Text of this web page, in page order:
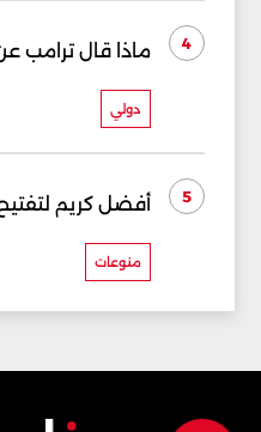
4 ماذا قال ترامب
دولي
5 أفضل كريم
منوعات